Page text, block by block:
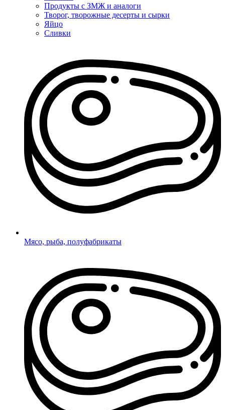
Продукты с ЗМЖ и аналоги
Творог, творожные десерты и сырки
Яйцо
Сливки
Мясо, рыба, полуфабрикаты